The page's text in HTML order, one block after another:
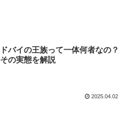
ドバイの王族って一体何者なの？
その実態を解説
2025.04.02